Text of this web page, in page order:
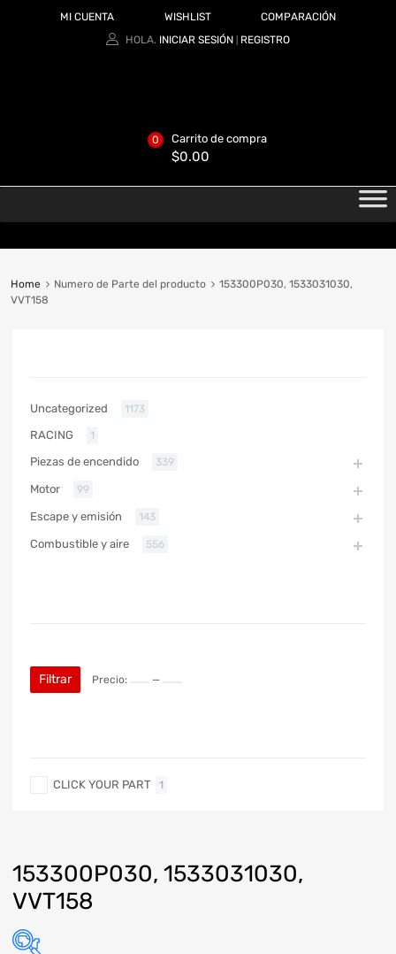
MI CUENTA WISHLIST
COMPARACIÓN
HOLA. INICIAR SESIÓN REGISTRO
Carrito de compra
$0.00
0
Home Numero de Parte del producto
153300P030, 1533031030,
VVT158
153300P030, 1533031030,
VVT158
Uncategorized 1173
RACING 1
Piezas de encendido 339
Motor 99
Escape y emisión 143
Combustible y aire 556
Filtrar Precio: —
CLICK YOUR PART 1